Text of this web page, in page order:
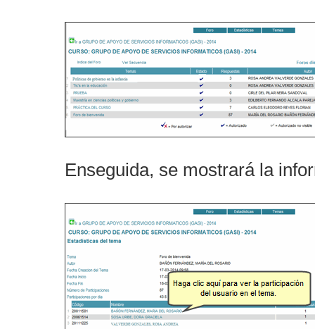
Enseguida, se mostrará la